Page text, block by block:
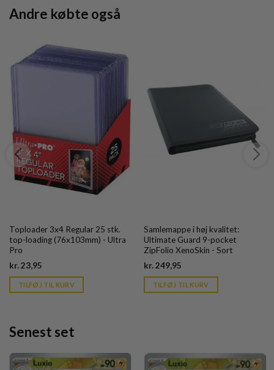
Andre købte også
Toploader 3x4 Regular 25 stk.
top-loading (76x103mm) - Ultra
Pro
kr.23,95
is:
kr. 39,95.
TILFØJ TIL KURV
Samlemappe i høj kvalitet:
Ultimate Guard 9-pocket
ZipFolio XenoSkin - Sort
kr.249,95Current
is:
kr. 39,95.
TILFØJ TIL KURV
Senest set